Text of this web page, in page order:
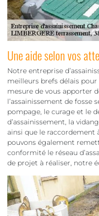
Une aide selon vos
Notre entreprise
meilleurs brefs délais
mesure de vous apporter
l’assainissement de fosse
pompage, le curage et le
d’assainissement, la
ainsi que le raccordement
pouvons également
conformité le réseau
de projet à réaliser, notre